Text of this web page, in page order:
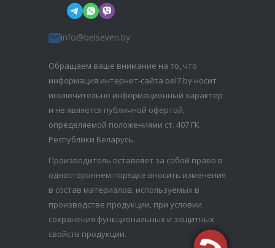
info@belseven.by
Обращаем ваше внимание на то, что
информация интернет-сайта bel7.by носит
исключительно информационный характер
и не является публичной офертой,
определяемой положениями ст. 407 ГК
Республики Беларусь.
Производитель оставляет за собой право в
одностороннем порядке вносить изменения
в состав материалов, используемых в
производстве продукции, при условии
сохранения функциональных и защитных
свойств продукции.